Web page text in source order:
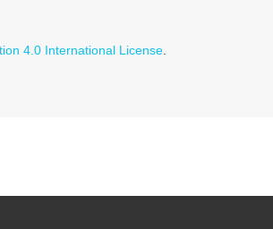
4.0 International License.